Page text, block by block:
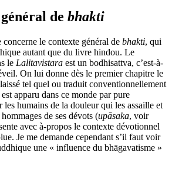
de bhakti
le contexte général de bhakti, qui
autant que du livre hindou. Le
le Lalitavistara est un bodhisattva, c’est-à-
On lui donne dès le premier chapitre le
tel quel ou traduit conventionnellement
apparu dans ce monde par pure
les humains de la douleur qui les assaille et
de ses dévots (upāsaka, voir
avec à-propos le contexte dévotionnel
Je me demande cependant s’il faut voir
une « influence du bhāgavatisme »